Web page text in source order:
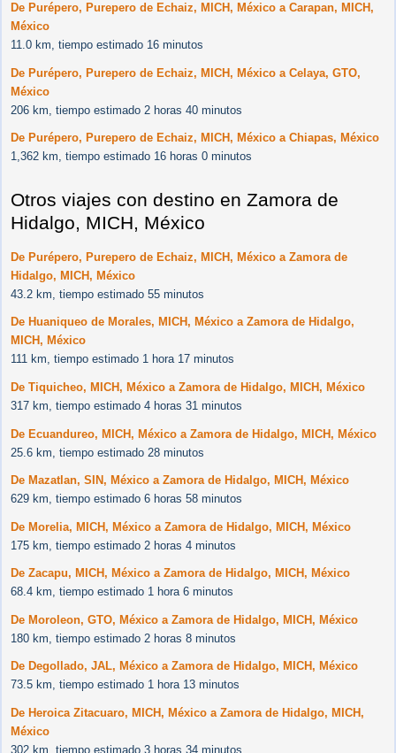
De Purépero, Purepero de Echaiz, MICH, México a Carapan, MICH,
México
11.0 km, tiempo estimado 16 minutos
De Purépero, Purepero de Echaiz, MICH, México a Celaya, GTO,
México
206 km, tiempo estimado 2 horas 40 minutos
De Purépero, Purepero de Echaiz, MICH, México a Chiapas, México
1,362 km, tiempo estimado 16 horas 0 minutos
Otros viajes con destino en Zamora de
Hidalgo, MICH, México
De Purépero, Purepero de Echaiz, MICH, México a Zamora de
Hidalgo, MICH, México
43.2 km, tiempo estimado 55 minutos
De Huaniqueo de Morales, MICH, México a Zamora de Hidalgo,
MICH, México
111 km, tiempo estimado 1 hora 17 minutos
De Tiquicheo, MICH, México a Zamora de Hidalgo, MICH, México
317 km, tiempo estimado 4 horas 31 minutos
De Ecuandureo, MICH, México a Zamora de Hidalgo, MICH, México
25.6 km, tiempo estimado 28 minutos
De Mazatlan, SIN, México a Zamora de Hidalgo, MICH, México
629 km, tiempo estimado 6 horas 58 minutos
De Morelia, MICH, México a Zamora de Hidalgo, MICH, México
175 km, tiempo estimado 2 horas 4 minutos
De Zacapu, MICH, México a Zamora de Hidalgo, MICH, México
68.4 km, tiempo estimado 1 hora 6 minutos
De Moroleon, GTO, México a Zamora de Hidalgo, MICH, México
180 km, tiempo estimado 2 horas 8 minutos
De Degollado, JAL, México a Zamora de Hidalgo, MICH, México
73.5 km, tiempo estimado 1 hora 13 minutos
De Heroica Zitacuaro, MICH, México a Zamora de Hidalgo, MICH,
México
302 km, tiempo estimado 3 horas 34 minutos